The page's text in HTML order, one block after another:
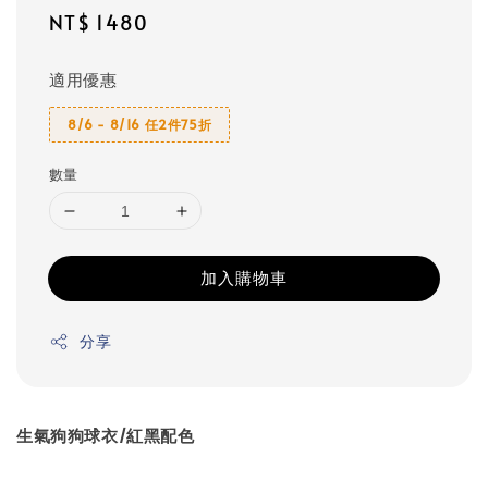
Regular
NT$ 1480
適用優惠
8/6 - 8/16 任2件75折
數量
加入購物車
分享
生氣狗狗球衣/紅黑配色